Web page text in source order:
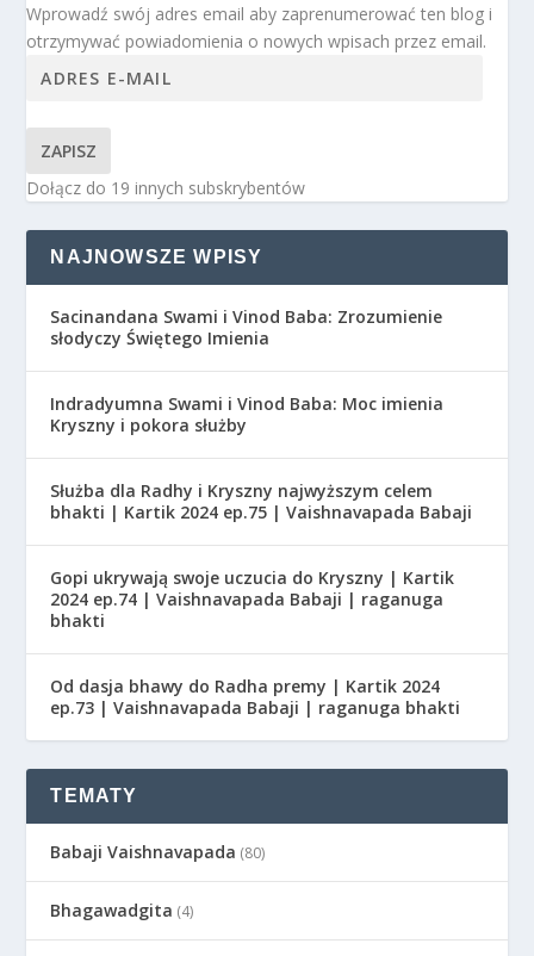
Wprowadź swój adres email aby zaprenumerować ten blog i
otrzymywać powiadomienia o nowych wpisach przez email.
ZAPISZ
Dołącz do 19 innych subskrybentów
NAJNOWSZE WPISY
Sacinandana Swami i Vinod Baba: Zrozumienie
słodyczy Świętego Imienia
Indradyumna Swami i Vinod Baba: Moc imienia
Kryszny i pokora służby
Służba dla Radhy i Kryszny najwyższym celem
bhakti | Kartik 2024 ep.75 | Vaishnavapada Babaji
Gopi ukrywają swoje uczucia do Kryszny | Kartik
2024 ep.74 | Vaishnavapada Babaji | raganuga
bhakti
Od dasja bhawy do Radha premy | Kartik 2024
ep.73 | Vaishnavapada Babaji | raganuga bhakti
TEMATY
Babaji Vaishnavapada (80)
Bhagawadgita (4)